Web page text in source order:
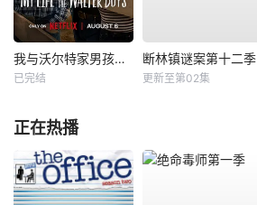
我与沃尔特家男孩的生活第三季
已完结
断林镇谜案第十二季
更新至第02集
正在热播